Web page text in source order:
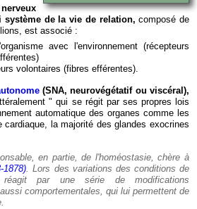
système de la vie de relation, composé de
est associé :
avec l'environnement (récepteurs
volontaires (fibres efférentes).
(SNA, neurovégétatif ou viscéral),
" qui se régit par ses propres lois
automatique des organes comme les
la majorité des glandes exocrines
en partie, de l'homéostasie, chère à
1878). Lors des variations des conditions de
réagit par une série de modifications
comportementales, qui lui permettent de